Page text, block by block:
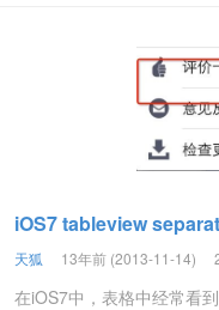
iOS7 tableview
天狐 13年前 (2013-11-14)
在iOS7中，表格中经常看